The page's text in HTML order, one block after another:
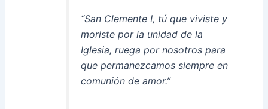
“San Clemente I, tú que viviste y
moriste por la unidad de la
Iglesia, ruega por nosotros para
que permanezcamos siempre en
comunión de amor.”